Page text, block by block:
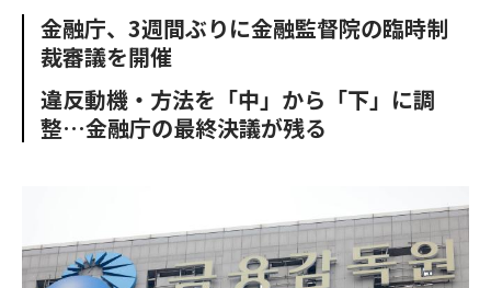
o
o
k
t
e
r
u
n
金融庁、3週間ぶりに金融監督院の臨時制
裁審議を開催
違反動機・方法を「中」から「下」に調
整…金融庁の最終決議が残る